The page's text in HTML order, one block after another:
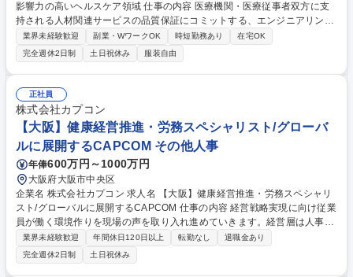
影響力の高いヘルスケア領域 仕事の内容 医療機関・医療従事者双方に支
持される人材関連サービスの品質保証にコミットする、エンジニアリング
業務全般をお任せします。 【業務内容】 ■開発プロセス上流での仕様レビ
ュー及び仕様改善 ■新機能開発やシステム改修におけるテスト計画、設
計、実施及びバグ報告 ■テスト効率化及び自動化 ■API テスト、E2E テス
ト、UI テスト、リグレッションテストの設計と■実装、運用保守 ■開発プ
ロセス全体に関する改善業務 募集職種 【QAエンジニア】プライム上場/社
会的影響力の高いヘルスケア領域
業界未経験歓迎 副業・WワークOK 時短勤務あり
在宅OK
完全週休2日制
土日祝休み 服装自由
正社員
株式会社カプコン
【大阪】健康経営推進・労務スペシャリスト/グローバ
ルに展開するCAPCOM その他人事
年俸600万円～1000万円
大阪府大阪市中央区
企業名 株式会社カプコン 求人名 【大阪】健康経営推進・労務スペシャリ
スト/グローバルに展開するCAPCOM 仕事の内容 経営戦略実現に向け従業
員が働く環境作りを現場の声を取り入れ進めていきます。経営層は人事制
度/会社業績/企業の成長可能性について従業員説明会を約20回開催する
等、従業員との対話意識/人事への意識が高い為、 配属部署での期待も多
く、入社後は主に下記業務をお任せします。 (1)働き方改革(勤務環境整備)
業界未経験歓迎 年間休日120日以上 転勤なし
退職金あり
完全週休2日制
土日祝休み